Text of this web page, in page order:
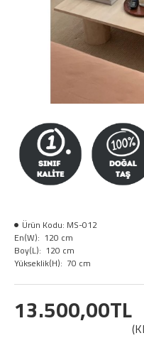
13.500,00TL
Ürün Kodu: MS-012
En(W): 120 cm
Boy(L): 120 cm
Yükseklik(H): 70 cm